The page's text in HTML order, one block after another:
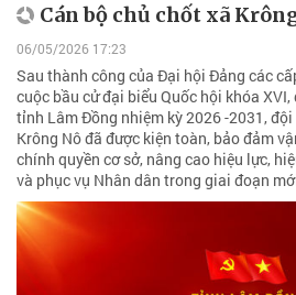
Cán bộ chủ chốt xã
06/05/2026 17:23
Sau thành công của Đại hội Đảng các
cuộc bầu cử đại biểu Quốc hội khóa
tỉnh Lâm Đồng nhiệm kỳ 2026 -2031,
Krông Nô đã được kiện toàn, bảo đảm
chính quyền cơ sở, nâng cao hiệu lực,
và phục vụ Nhân dân trong giai đoạn